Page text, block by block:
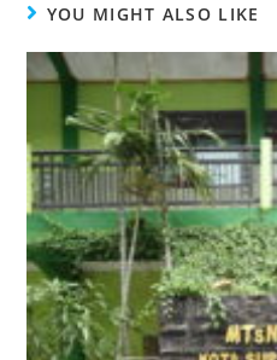
YOU MIGHT ALSO LIKE